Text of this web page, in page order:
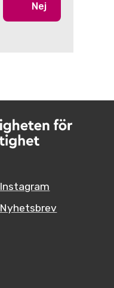
Nej
Instagram
Nyhetsbrev